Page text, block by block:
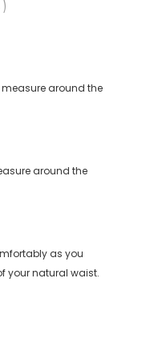
around the
around the
as you
your natural waist.